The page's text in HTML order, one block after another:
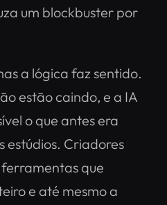
um blockbuster por
a lógica faz sentido.
estão caindo, e a IA
o que antes era
estúdios. Criadores
que
e até mesmo a